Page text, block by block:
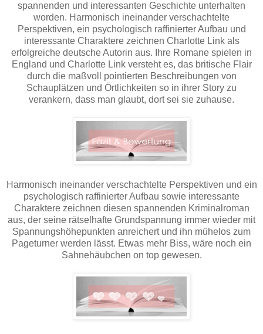
spannenden und interessanten Geschichte unterhalten
worden. Harmonisch ineinander verschachtelte
Perspektiven, ein psychologisch raffinierter Aufbau und
interessante Charaktere zeichnen Charlotte Link als
erfolgreiche deutsche Autorin aus. Ihre Romane spielen in
England und Charlotte Link versteht es, das britische Flair
durch die maßvoll pointierten Beschreibungen von
Schauplätzen und Örtlichkeiten so in ihrer Story zu
verankern, dass man glaubt, dort sei sie zuhause.
Harmonisch ineinander verschachtelte Perspektiven und ein
psychologisch raffinierter Aufbau sowie interessante
Charaktere zeichnen diesen spannenden Kriminalroman
aus, der seine rätselhafte Grundspannung immer wieder mit
Spannungshöhepunkten anreichert und ihn mühelos zum
Pageturner werden lässt. Etwas mehr Biss, wäre noch ein
Sahnehäubchen on top gewesen.